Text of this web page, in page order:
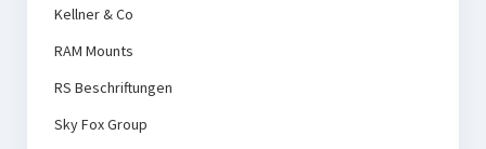
Kellner & Co
RAM Mounts
RS Beschriftungen
Sky Fox Group